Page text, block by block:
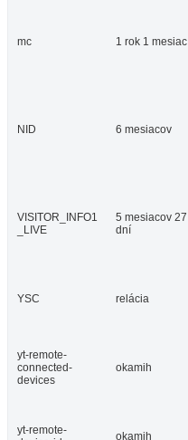
mc 1 rok 1 mesiac
NID 6 mesiacov
VISITOR_INFO1
_LIVE
5 mesiacov 27
dní
YSC relácia
yt-remote-
connected-
devices
okamih
yt-remote-
okamih